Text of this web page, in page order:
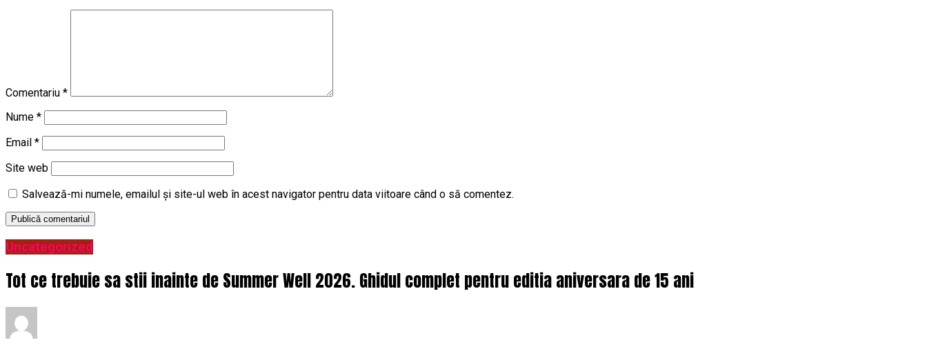
Comentariu *
Nume *
Email *
Site web
Salvează-mi numele, emailul și site-ul web în acest navigator pentru data viitoare când o să comentez.
Uncategorized
Tot ce trebuie sa stii inainte de Summer Well 2026. Ghidul complet pentru editia aniversara de 15 ani